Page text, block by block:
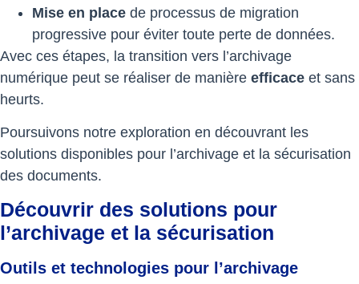
Mise en place de processus de migration
progressive pour éviter toute perte de données.
Avec ces étapes, la transition vers l’archivage
numérique peut se réaliser de manière efficace et sans
heurts.
Poursuivons notre exploration en découvrant les
solutions disponibles pour l’archivage et la sécurisation
des documents.
Découvrir des solutions pour
l’archivage et la sécurisation
Outils et technologies pour l’archivage